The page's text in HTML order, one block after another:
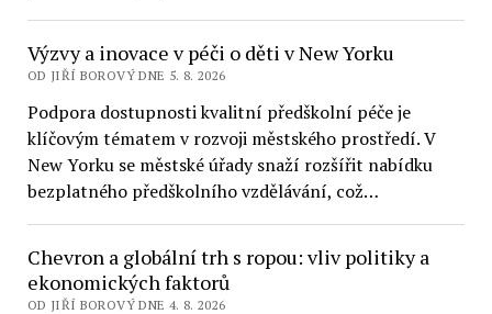
Výzvy a inovace v péči o děti v New Yorku
OD JIŘÍ BOROVÝ DNE 5. 8. 2026
Podpora dostupnosti kvalitní předškolní péče je
klíčovým tématem v rozvoji městského prostředí. V
New Yorku se městské úřady snaží rozšířit nabídku
bezplatného předškolního vzdělávání, což…
Chevron a globální trh s ropou: vliv politiky a
ekonomických faktorů
OD JIŘÍ BOROVÝ DNE 4. 8. 2026